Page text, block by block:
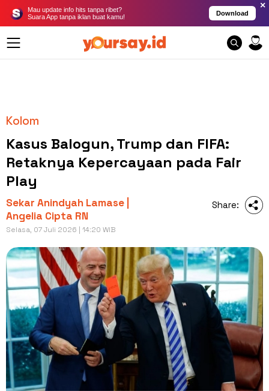
Mau update info hits tanpa ribet?
Suara App tanpa iklan buat kamu!
Download
×
Kolom
Kasus Balogun, Trump dan FIFA:
Retaknya Kepercayaan pada Fair
Play
Sekar Anindyah Lamase |
Angelia Cipta RN
Selasa, 07 Juli 2026 | 14:20 WIB
Share: